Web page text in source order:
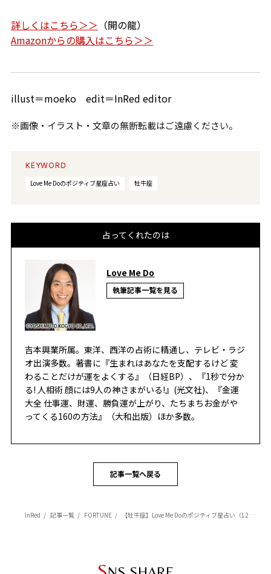
詳しくはこちら＞＞ （開の龍）
Amazonからの購入はこちら＞＞
illust＝moeko edit＝InRed editor
※画像・イラスト・文章の無断転載はご遠慮ください。
KEYWORD
Love Me Doのポジティブ星座占い
牡牛座
占ってくれたのは
Love Me Do
執筆記事一覧を見る
吉本興業所属。東洋、西洋の占術に精通し、テレビ・ラジ
オ出演多数。著書に『生まれはあなたを支配するけど 変
わることだけが運をよくする』（日経BP）、『1秒で分か
る! 人相術 顔には9人の神さまがいる!』(光文社)、『金運
大全 仕事運、財運、勝負運が上がり、たちまちお金がや
ってくる160の方法』（大和出版）ほか多数。
記事一覧へ戻る
InRed 記事一覧 FORTUNE 【牡牛座】Love Me Doのポジティブ星占い（12月1日～12月15日の運勢）